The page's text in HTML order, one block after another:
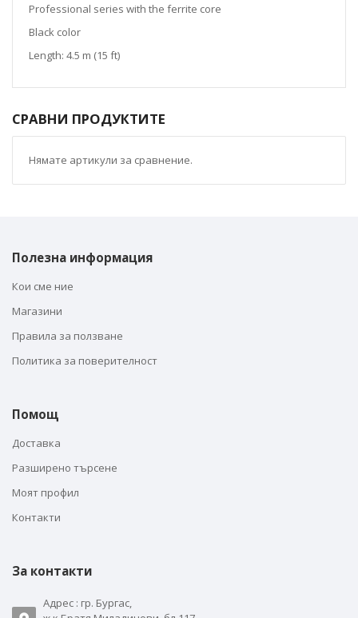
Professional series with the ferrite core
Black color
Length: 4.5 m (15 ft)
СРАВНИ ПРОДУКТИТЕ
Нямате артикули за сравнение.
Полезна информация
Кои сме ние
Магазини
Правила за ползване
Политика за поверителност
Помощ
Доставка
Разширено търсене
Моят профил
Контакти
За контакти
Адрес : гр. Бургас,